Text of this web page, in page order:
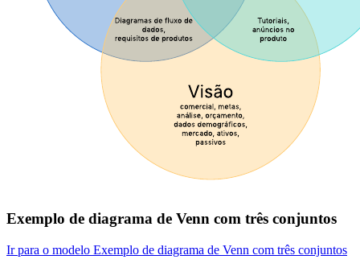
Exemplo de diagrama de Venn com três conjuntos
Ir para o modelo Exemplo de diagrama de Venn com três conjuntos